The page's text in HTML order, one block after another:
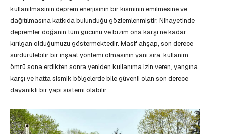
kullanılmasının deprem enerjisinin bir kısmının emilmesine ve
dağıtılmasına katkıda bulunduğu gözlemlenmiştir. Nihayetinde
depremler doğanın tüm gücünü ve bizim ona karşı ne kadar
kırılgan olduğumuzu göstermektedir. Masif ahşap, son derece
sürdürülebilir bir inşaat yöntemi olmasının yanı sıra, kullanım
ömrü sona erdikten sonra yeniden kullanıma izin veren, yangına
karşı ve hatta sismik bölgelerde bile güvenli olan son derece
dayanıklı bir yapı sistemi olabilir.